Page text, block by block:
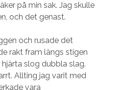
på min sak. Jag skulle
och det genast.
och rusade det
rakt fram längs stigen
slog dubbla slag.
Allting jag varit med
vara